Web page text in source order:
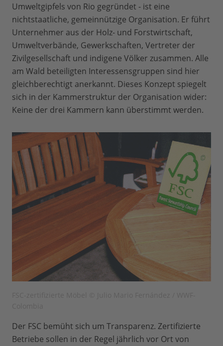
Umweltgipfels von Rio gegründet - ist eine
nichtstaatliche, gemeinnützige Organisation. Er führt
Unternehmer aus der Holz- und Forstwirtschaft,
Umweltverbände, Gewerkschaften, Vertreter der
Zivilgesellschaft und indigene Völker zusammen. Alle
am Wald beteiligten Interessensgruppen sind hier
gleichberechtigt anerkannt. Dieses Konzept spiegelt
sich in der Kammerstruktur der Organisation wider:
Keine der drei Kammern kann überstimmt werden.
Der FSC bemüht sich um Transparenz. Zertifizierte
Betriebe sollen in der Regel jährlich vor Ort von